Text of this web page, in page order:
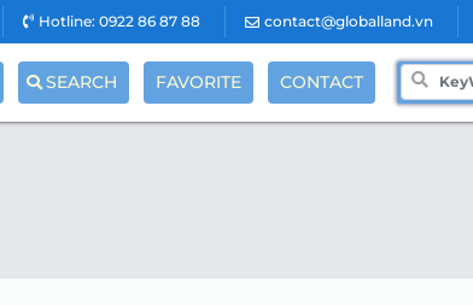
Hotline: 0922 86 87 88 contact@globalland.vn
SEARCH FAVORITE CONTACT